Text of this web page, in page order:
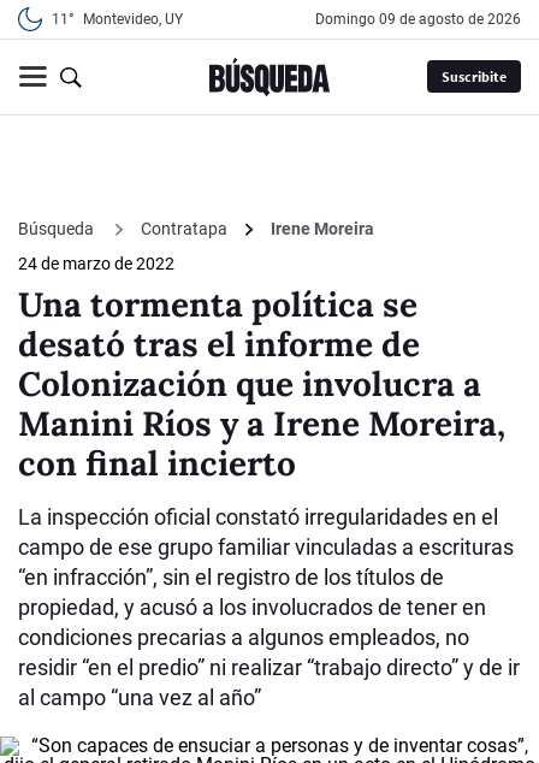
11° Montevideo, UY domingo 09 de agosto de 2026
Suscribite
Búsqueda Contratapa
Irene Moreira
24 de marzo de 2022
Una tormenta política se
desató tras el informe de
Colonización que involucra a
Manini Ríos y a Irene Moreira,
con final incierto
La inspección oficial constató irregularidades en el
campo de ese grupo familiar vinculadas a escrituras
“en infracción”, sin el registro de los títulos de
propiedad, y acusó a los involucrados de tener en
condiciones precarias a algunos empleados, no
residir “en el predio” ni realizar “trabajo directo” y de ir
al campo “una vez al año”